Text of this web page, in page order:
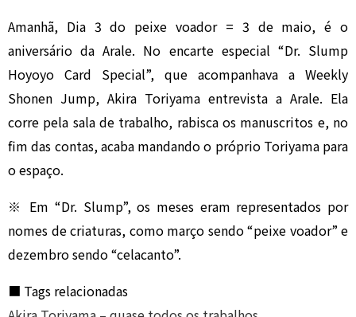
Amanhã, Dia 3 do peixe voador = 3 de maio, é o
aniversário da Arale. No encarte especial “Dr. Slump
Hoyoyo Card Special”, que acompanhava a Weekly
Shonen Jump, Akira Toriyama entrevista a Arale. Ela
corre pela sala de trabalho, rabisca os manuscritos e, no
fim das contas, acaba mandando o próprio Toriyama para
o espaço.
※ Em “Dr. Slump”, os meses eram representados por
nomes de criaturas, como março sendo “peixe voador” e
dezembro sendo “celacanto”.
■ Tags relacionadas